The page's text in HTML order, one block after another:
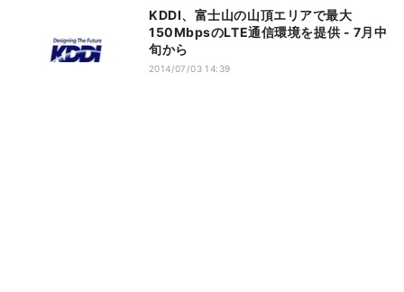
KDDI、富士山の山頂エリアで最大
150MbpsのLTE通信環境を提供 - 7月中
旬から
2014/07/03 14:39